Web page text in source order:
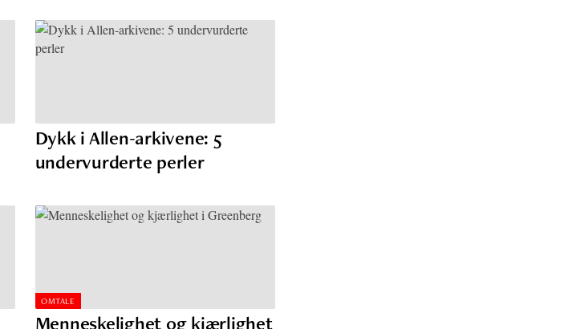
Dykk i Allen-arkivene: 5
undervurderte perler
OMTALE
Menneskelighet og kjærlighet